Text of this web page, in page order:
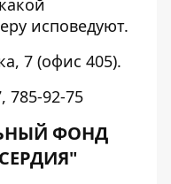
исповедуют.
7 (офис 405).
785-92-75
ФОНД